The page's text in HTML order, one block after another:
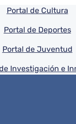
información
Portal de Cultura
Portal de Deportes
Portal de Juventud
Investigación e